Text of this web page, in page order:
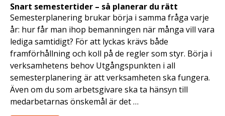
Snart semestertider – så planerar du rätt
Semesterplanering brukar börja i samma fråga varje
år: hur får man ihop bemanningen när många vill vara
lediga samtidigt? För att lyckas krävs både
framförhållning och koll på de regler som styr. Börja i
verksamhetens behov Utgångspunkten i all
semesterplanering är att verksamheten ska fungera.
Även om du som arbetsgivare ska ta hänsyn till
medarbetarnas önskemål är det …